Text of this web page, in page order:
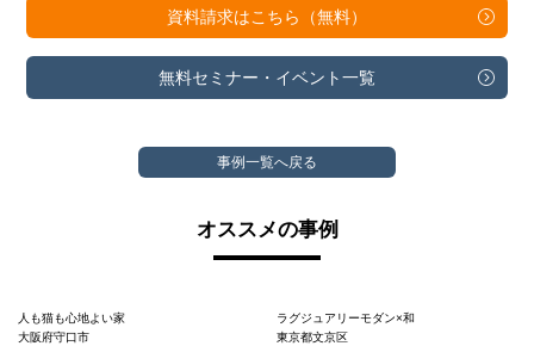
資料請求はこちら（無料）
無料セミナー・ イベント一覧
事例一覧へ戻る
オススメの事例
人も猫も心地よい家
大阪府守口市
ラグジュアリーモダン×和
東京都文京区